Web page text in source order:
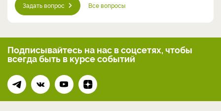
Задать вопрос Все вопросы
Подписывайтесь на нас в соцсетях, чтобы
всегдабыть в курсе событий